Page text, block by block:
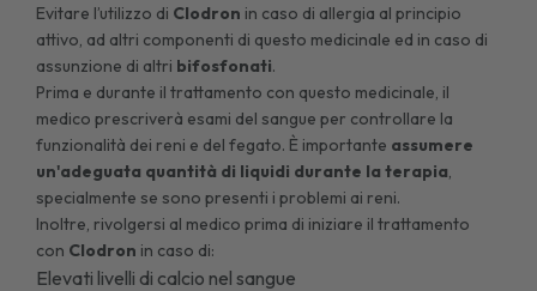
Evitare l’utilizzo di Clodron in caso di allergia al principio
attivo, ad altri componenti di questo medicinale ed in caso di
assunzione di altri bifosfonati.
Prima e durante il trattamento con questo medicinale, il
medico prescriverà esami del sangue per controllare la
funzionalità dei reni e del fegato. È importante assumere
un'adeguata quantità di liquidi durante la terapia,
specialmente se sono presenti i problemi ai reni.
Inoltre, rivolgersi al medico prima di iniziare il trattamento
con Clodron in caso di:
Elevati livelli di calcio nel sangue